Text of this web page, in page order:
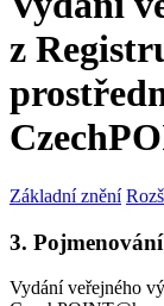
z
Základní znění
3.
Vydání veřejného